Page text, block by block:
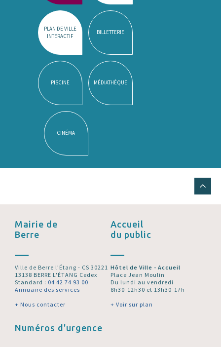
PLAN DE VILLE
INTERACTIF
BILLETTERIE
PISCINE MÉDIATHÈQUE
CINÉMA
Mairie de
Berre
Ville de Berre l’Étang - CS 30221
13138 BERRE L'ÉTANG Cedex
Standard : 04 42 74 93 00
Annuaire des services
+ Nous contacter
Accueil
du public
Hôtel de Ville - Accueil
Place Jean Moulin
Du lundi au vendredi
8h30-12h30 et 13h30-17h
+ Voir sur plan
Numéros d'urgence